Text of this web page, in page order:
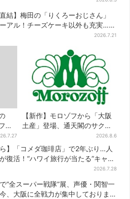
直結】梅田の「りくろーおじさん」
アル！チーズケーキ以外も充実…並
2026.7.21
ト
の
【新作】モロゾフから「大阪
土産」登場、通天閣のサクサ
クスイーツ 6カ所で順次発売
2026.8.6
ら】「コメダ珈琲店」で2年ぶり…人
復活！“ハワイ旅行が当たる”キャン
2026.7.28
“全スーパー戦隊”展、声優・関智一
、大阪に全戦力が集中しておりま